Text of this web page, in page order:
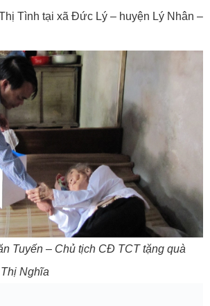
Tình tại xã Đức Lý – huyện Lý Nhân –
Tuyến – Chủ tịch CĐ TCT tặng quà
Nghĩa